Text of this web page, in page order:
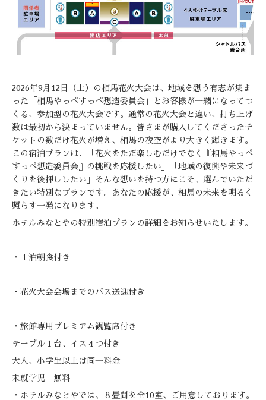
2026年9月12日（土）の相馬花火大会は、地域を想う有志が集ま
った「相馬やっぺすっぺ想造委員会」とお客様が一緒になってつ
くる、参加型の花火大会です。通常の花火大会と違い、打ち上げ
数は最初から決まっていません。皆さまが購入してくださったチ
ケットの数だけ花火が増え、相馬の夜空がより大きく輝きます。
この宿泊プランは、「花火をただ楽しむだけでなく『相馬やっぺ
すっぺ想造委員会』の挑戦を応援したい」「地域の復興や未来づ
くりを後押ししたい」そんな想いを持つ方にこそ、選んでいただ
きたい特別なプランです。あなたの応援が、相馬の未来を明るく
照らす一発になります。
ホテルみなとやの特別宿泊プランの詳細をお知らせいたします。
・１泊朝食付き
・花火大会会場までのバス送迎付き
・旅館専用プレミアム観覧席付き
テーブル１台、イス４つ付き
大人、小学生以上は同一料金
未就学児 無料
・ホテルみなとやでは、８畳間を全10室、ご用意しております。